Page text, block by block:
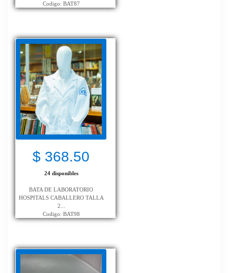
Codigo: BAT87
$ 368.50
24 disponibles
BATA DE LABORATORIO
HOSPITALS CABALLERO TALLA
2...
Codigo: BAT98